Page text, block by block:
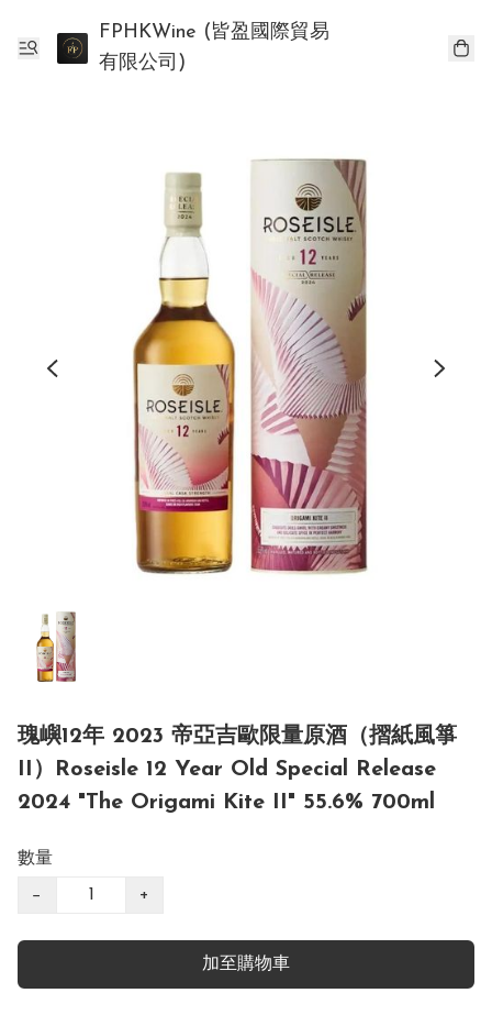
FPHKWine (皆盈國際貿易
有限公司)
瑰嶼12年 2023 帝亞吉歐限量原酒（摺紙風箏
II）Roseisle 12 Year Old Special Release
2024 "The Origami Kite II" 55.6% 700ml
數量
− +
加至購物車